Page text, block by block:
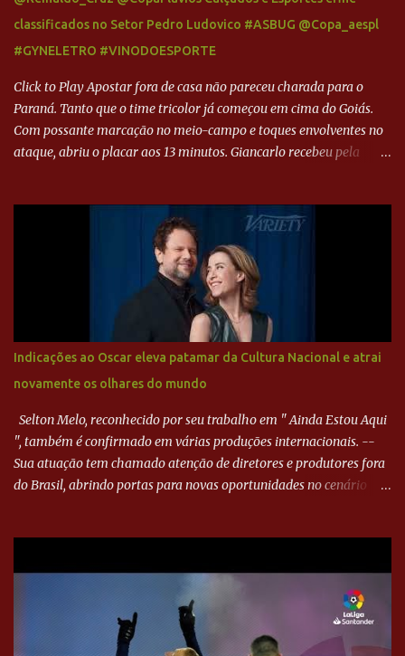
classificados no Setor Pedro Ludovico #ASBUG @Copa_aespl
#GYNELETRO #VINODOESPORTE
Click to Play Apostar fora de casa não pareceu charada para o
Paraná. Tanto que o time tricolor já começou em cima do Goiás.
Com possante marcação no meio-campo e toques envolventes no
ataque, abriu o placar aos 13 minutos. Giancarlo recebeu pela
Paraná ampliou a vantagem aos 21 minutos. Éverton Garroni
desviou cruzamento de cabeça e, mesmo de costas, incidiu o canto
direito de Harlei. O goleiro esmeraldino se esticou e até tocou na
bola, mas não o suficiente para desviar sua trajetória. O ataque do
Goiás era nulo, tanto que o Paraná seguiu em cima. Aos 32
minutos, Jefferson cabeceou e Harlei fez grande defesa. Seis
minutos depois, Wellington encheu o pé e quase surpreendeu o
goleiro rival, que novamente defendeu. No fim, Jefferson teve
outra boa chance, mas parou no goleiro. Gol para matar espera...
Indicações ao Oscar eleva patamar da Cultura Nacional e atrai
novamente os olhares do mundo
Selton Melo, reconhecido por seu trabalho em " Ainda Estou Aqui
", também é confirmado em várias produções internacionais. --
Sua atuação tem chamado atenção de diretores e produtores fora
do Brasil, abrindo portas para novas oportunidades no cenário